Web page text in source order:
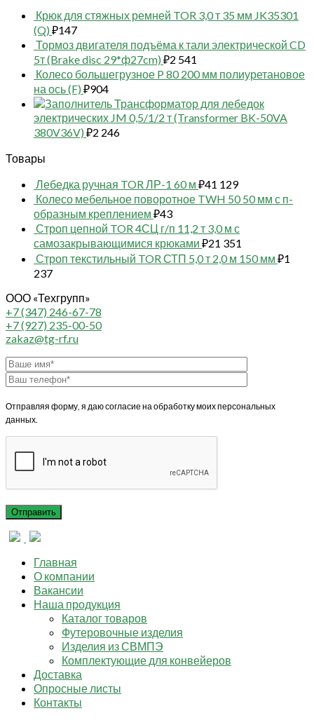
Крюк для стяжных ремней TOR 3,0 т 35 мм JK35301
(Q) ₽147
Тормоз двигателя подъёма к тали электрической CD
5т (Brake disc 29*ф27cm) ₽2 541
Колесо большегрузное P 80 200 мм полиуретановое
на ось (F) ₽904
Трансформатор для лебедок
электрических JM 0,5/1/2 т (Transformer BK-50VA
380V36V) ₽2 246
Товары
Лебедка ручная TOR ЛР-1 60 м ₽41 129
Колесо мебельное поворотное TWH 50 50 мм с п-
образным креплением ₽43
Строп цепной TOR 4СЦ г/п 11,2 т 3,0 м с
самозакрывающимися крюками ₽21 351
Строп текстильный TOR СТП 5,0 т 2,0 м 150 мм ₽1
237
ООО «Техгрупп»
+7 (347) 246-67-78
+7 (927) 235-00-50
zakaz@tg-rf.ru
Отправляя форму, я даю согласие на обработку моих персональных
данных.
Главная
О компании
Вакансии
Наша продукция
Каталог товаров
Футеровочные изделия
Изделия из СВМПЭ
Комплектующие для конвейеров
Доставка
Опросные листы
Контакты